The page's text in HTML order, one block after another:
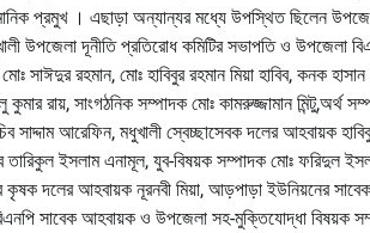
প্রমুখ । এছাড়া অন্যান্যর মধ্যে উপস্থিত ছিলেন
উপজেলা দূনীতি প্রতিরোধ কমিটির সভাপতি ও উপজেলা
রহমান, মোঃ হাবিবুর রহমান মিয়া হাবিব, কনক
রায়, সাংগঠনিক সম্পাদক মোঃ কামরুজ্জামান মিন্টু,অর্থ
আরেফিন, মধুখালী স্বেচ্ছাসেবক দলের আহবায়ক
ইসলাম এনামূল, যুব-বিষয়ক সম্পাদক মোঃ ফরিদুল
দলের আহবায়ক নূরনবী মিয়া, আড়পাড়া ইউনিয়নের
সাবেক আহবায়ক ও উপজেলা সহ-মুক্তিযোদ্ধা বিষয়ক